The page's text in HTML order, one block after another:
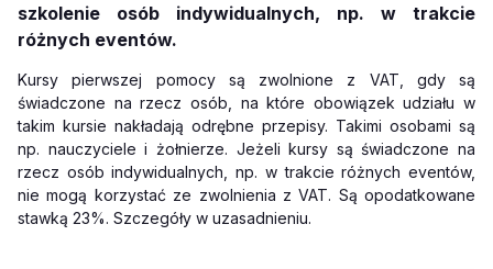
szkolenie osób indywidualnych, np. w trakcie
różnych eventów.
Kursy pierwszej pomocy są zwolnione z VAT, gdy są
świadczone na rzecz osób, na które obowiązek udziału w
takim kursie nakładają odrębne przepisy. Takimi osobami są
np. nauczyciele i żołnierze. Jeżeli kursy są świadczone na
rzecz osób indywidualnych, np. w trakcie różnych eventów,
nie mogą korzystać ze zwolnienia z VAT. Są opodatkowane
stawką 23%. Szczegóły w uzasadnieniu.